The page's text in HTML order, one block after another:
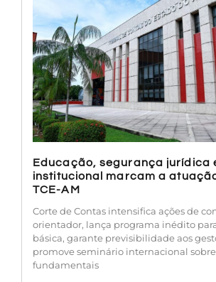
Educação, segurança jurídica
institucional marcam a
TCE-AM
Corte de Contas intensifica ações de
orientador, lança programa inédito
básica, garante previsibilidade aos
promove seminário internacional
fundamentais